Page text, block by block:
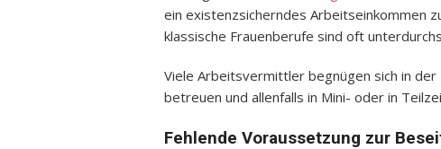
ein existenzsicherndes Arbeitseinkommen
klassische Frauenberufe sind oft
Viele Arbeitsvermittler begnügen sich in
betreuen und allenfalls in Mini- oder in
Fehlende Voraussetzung zur